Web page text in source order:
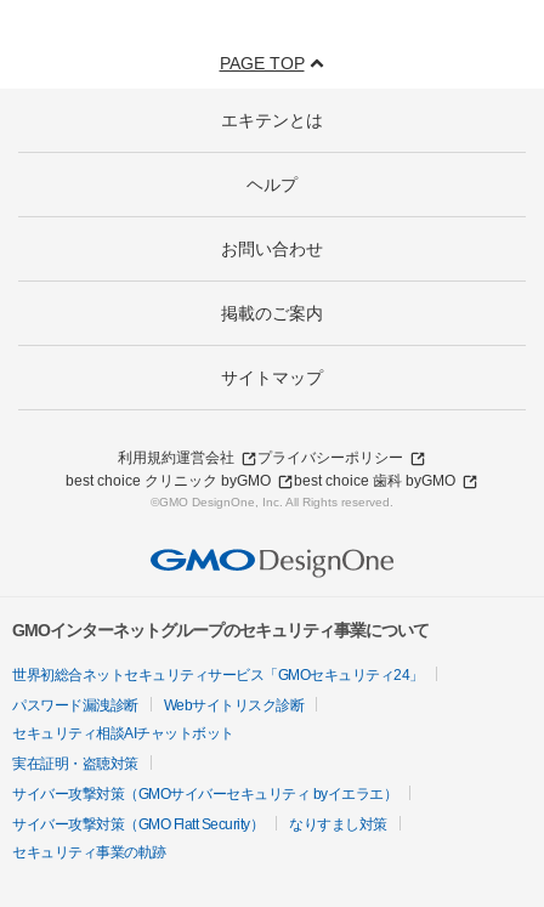
PAGE TOP
エキテンとは
ヘルプ
お問い合わせ
掲載のご案内
サイトマップ
利用規約運営会社
プライバシーポリシー
best choice クリニック byGMO
best choice 歯科 byGMO
©GMO DesignOne, Inc. All Rights reserved.
GMOインターネットグループのセキュリティ事業について
世界初総合ネットセキュリティサービス「GMOセキュリティ24」
パスワード漏洩診断
Webサイトリスク診断
セキュリティ相談AIチャットボット
実在証明・盗聴対策
サイバー攻撃対策（GMOサイバーセキュリティ byイエラエ）
サイバー攻撃対策（GMO Flatt Security）
なりすまし対策
セキュリティ事業の軌跡